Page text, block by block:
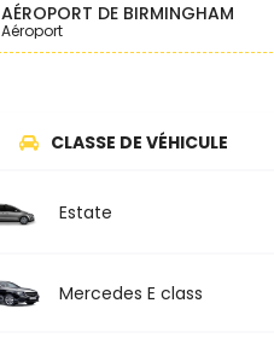
AÉROPORT DE BIRMINGHAM
Aéroport
CLASSE DE VÉHICULE
Estate
Mercedes E class